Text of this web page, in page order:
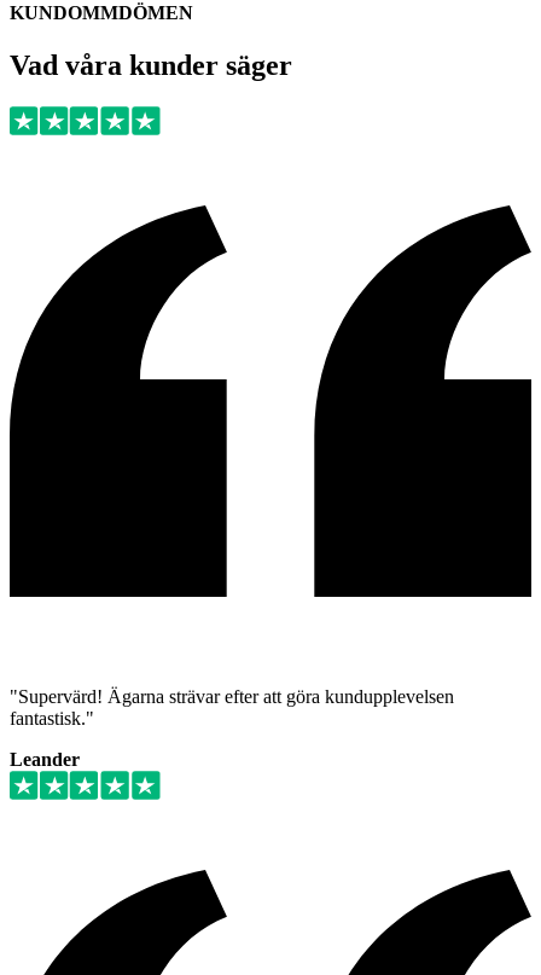
KUNDOMMDÖMEN
Vad våra kunder säger
"Supervärd! Ägarna strävar efter att göra kundupplevelsen
fantastisk."
Leander